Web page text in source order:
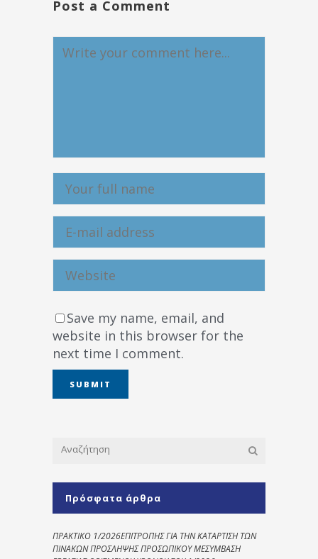
Post a Comment
Save my name, email, and
website in this browser for the
next time I comment.
Πρόσφατα άρθρα
ΠΡΑΚΤΙΚΟ 1/2026ΕΠΙΤΡΟΠΗΣ ΓΙΑ ΤΗΝ ΚΑΤΑΡΤΙΣΗ ΤΩΝ
ΠΙΝΑΚΩΝ ΠΡΟΣΛΗΨΗΣ ΠΡΟΣΩΠΙΚΟΥ ΜΕΣΥΜΒΑΣΗ